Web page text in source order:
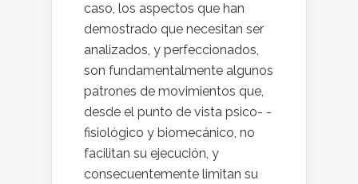
caso, los aspectos que han
demostrado que necesitan ser
analizados, y perfeccionados,
son fundamentalmente algunos
patrones de movimientos que,
desde el punto de vista psico- -
fisiológico y biomecánico, no
facilitan su ejecución, y
consecuentemente limitan su